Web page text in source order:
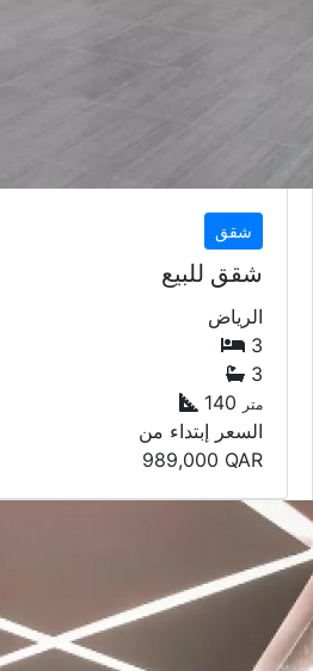
شقق
شقق للبيع
الرياض
3
3
140
متر
السعر إبتداء من
989,000 QAR